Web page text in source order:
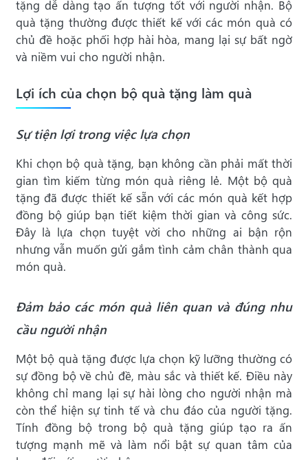
tặng dễ dàng tạo ấn tượng tốt với người nhận. Bộ
quà tặng thường được thiết kế với các món quà có
chủ đề hoặc phối hợp hài hòa, mang lại sự bất ngờ
và niềm vui cho người nhận.
Lợi ích của chọn bộ quà tặng làm quà
Sự tiện lợi trong việc lựa chọn
Khi chọn bộ quà tặng, bạn không cần phải mất thời
gian tìm kiếm từng món quà riêng lẻ. Một bộ quà
tặng đã được thiết kế sẵn với các món quà kết hợp
đồng bộ giúp bạn tiết kiệm thời gian và công sức.
Đây là lựa chọn tuyệt vời cho những ai bận rộn
nhưng vẫn muốn gửi gắm tình cảm chân thành qua
món quà.
Đảm bảo các món quà liên quan và đúng nhu
cầu người nhận
Một bộ quà tặng được lựa chọn kỹ lưỡng thường có
sự đồng bộ về chủ đề, màu sắc và thiết kế. Điều này
không chỉ mang lại sự hài lòng cho người nhận mà
còn thể hiện sự tinh tế và chu đáo của người tặng.
Tính đồng bộ trong bộ quà tặng giúp tạo ra ấn
tượng mạnh mẽ và làm nổi bật sự quan tâm của